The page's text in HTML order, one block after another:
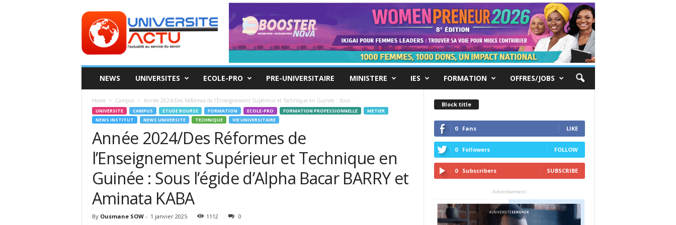
ACTU
NEWS UNIVERSITES ECOLE-PRO PRE-UNIVERSITAIRE MINISTERE IES FORMATION OFFRES/JOBS
Home Campus Année 2024/Des Réformes de l’Enseignement Supérieur et Technique en Guinée : Sous...
UNIVERSITE CAMPUS ETUDE BOURSE FORMATION ECOLE-PRO FORMATION PROFESSIONNELLE
METIER
NEWS INSTITUT
NEWS UNIVERSITE TECHNIQUE VIE UNIVERSITAIRE
Année 2024/Des Réformes de
l’Enseignement Supérieur et Technique en
Guinée : Sous l’égide d’Alpha Bacar BARRY et
Aminata KABA
By Ousmane SOW- 1 janvier 2025 1112 0
Block title
0 Fans LIKE
0 Followers FOLLOW
0 Subscribers SUBSCRIBE
- Advertisement -